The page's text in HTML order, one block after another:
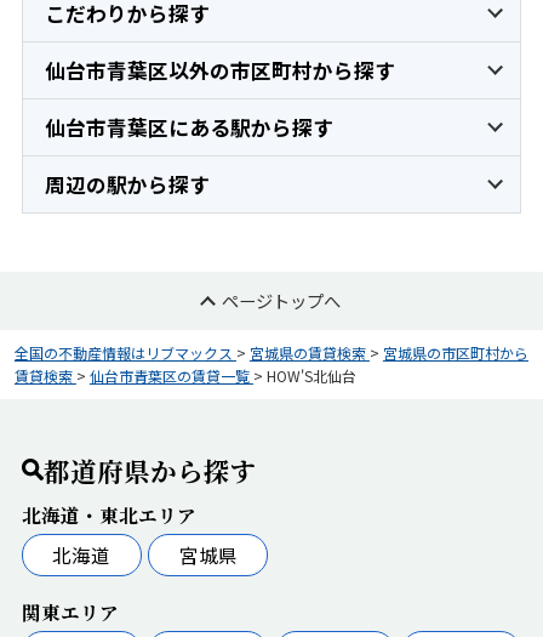
こだわりから探す
仙台市青葉区以外の市区町村から探す
仙台市青葉区にある駅から探す
周辺の駅から探す
ページトップへ
全国の不動産情報はリブマックス > 宮城県の賃貸検索 > 宮城県の市区町村から
賃貸検索 > 仙台市青葉区の賃貸一覧 > HOW'S北仙台
都道府県から探す
北海道・東北エリア
北海道
宮城県
関東エリア